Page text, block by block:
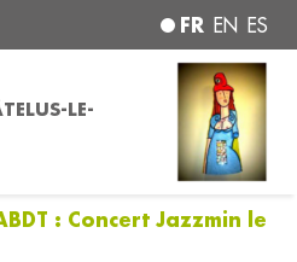
FR EN ES
LE-
: Concert Jazzmin le